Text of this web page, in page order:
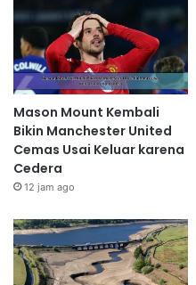
Mason Mount Kembali
Bikin Manchester United
Cemas Usai Keluar karena
Cedera
12 jam ago